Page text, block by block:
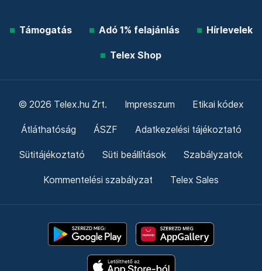
Támogatás Adó 1% felajánlás Hírlevelek
Telex Shop
© 2026 Telex.hu Zrt. Impresszum Etikai kódex
Átláthatóság ÁSZF Adatkezelési tájékoztató
Sütitájékoztató Süti beállítások Szabályzatok
Kommentelési szabályzat Telex Sales